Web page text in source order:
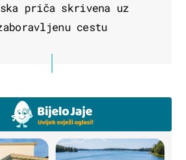
priča skrivena uz
cestu